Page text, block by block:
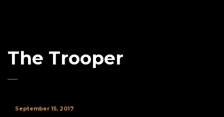
The Trooper
September 15, 2017